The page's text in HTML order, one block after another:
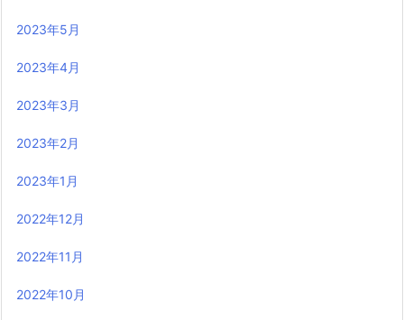
2023年5月
2023年4月
2023年3月
2023年2月
2023年1月
2022年12月
2022年11月
2022年10月